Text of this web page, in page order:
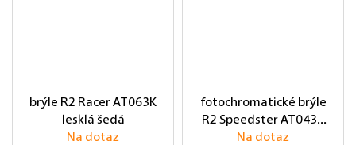
brýle R2 Racer AT063K
lesklá šedá
Na dotaz
fotochromatické brýle
R2 Speedster AT043H
matná bílá
Na dotaz